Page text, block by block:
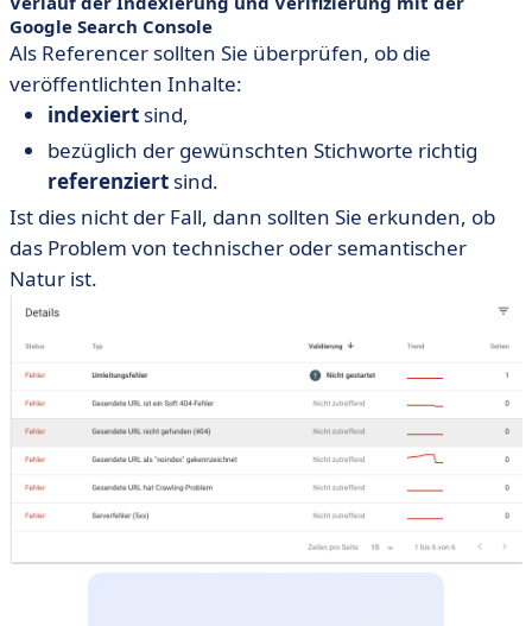
Google Search Console
Als Referencer sollten Sie überprüfen, ob die
veröffentlichten Inhalte:
indexiert sind,
bezüglich der gewünschten Stichworte richtig
referenziert sind.
Ist dies nicht der Fall, dann sollten Sie erkunden, ob
das Problem von technischer oder semantischer
Natur ist.